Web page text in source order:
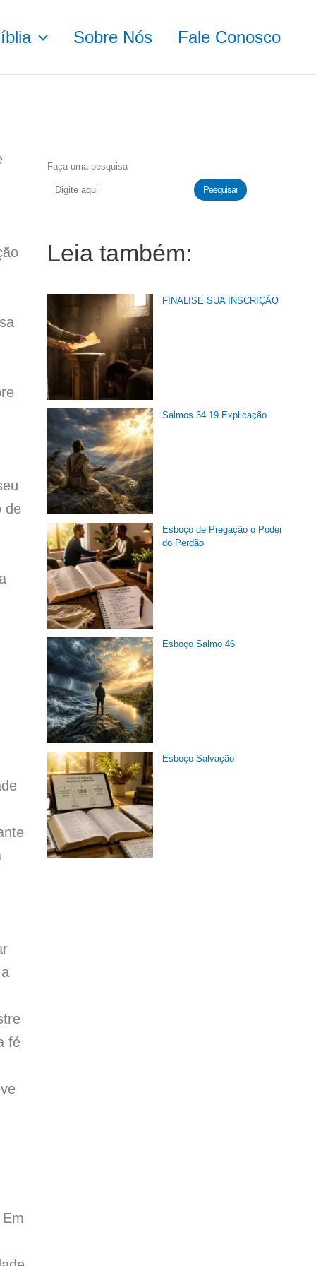
Sobre Nós Fale Conosco
de
fé
Faça uma pesquisa
Pesquisar
Leia também:
FINALISE SUA INSCRIÇÃO
Salmos 34 19 Explicação
Esboço de Pregação o Poder
do Perdão
Esboço Salmo 46
Esboço Salvação